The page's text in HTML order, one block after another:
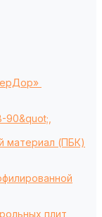
материал (ПБК)
плит